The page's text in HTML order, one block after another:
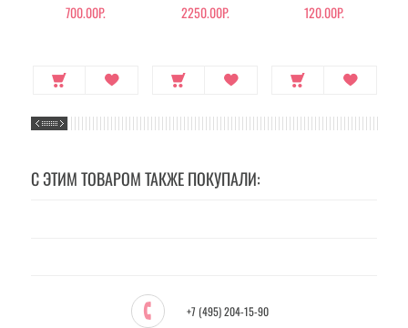
700.00Р. 2250.00Р. 120.00Р.
С ЭТИМ ТОВАРОМ ТАКЖЕ ПОКУПАЛИ:
+7 (495) 204-15-90